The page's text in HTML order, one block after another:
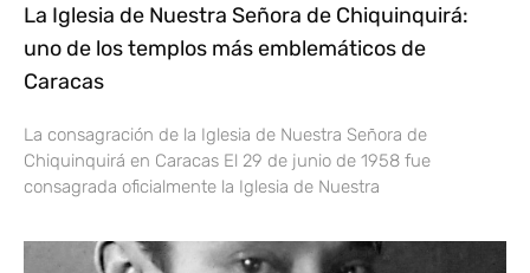
La Iglesia de Nuestra Señora de Chiquinquirá:
uno de los templos más emblemáticos de
Caracas
La consagración de la Iglesia de Nuestra Señora de
Chiquinquirá en Caracas El 29 de junio de 1958 fue
consagrada oficialmente la Iglesia de Nuestra